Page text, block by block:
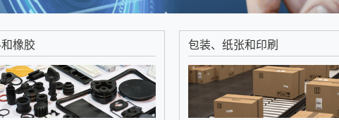
橡胶 包装、纸张和印刷